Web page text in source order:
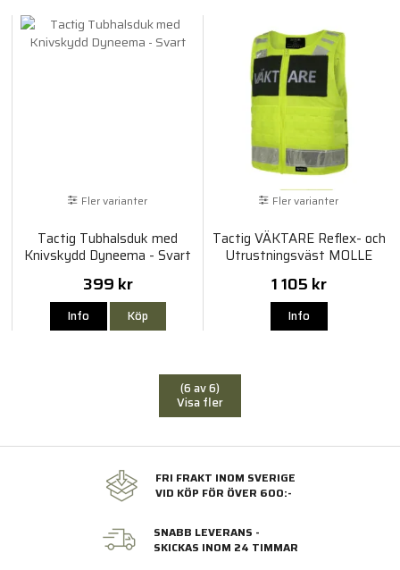
Fler varianter
Tactig Tubhalsduk med
Knivskydd Dyneema - Svart
399 kr
Info Köp
Fler varianter
Tactig VÄKTARE Reflex- och
Utrustningsväst MOLLE
1 105 kr
Info
(6 av 6)
Visa fler
FRI FRAKT INOM SVERIGE
VID KÖP FÖR ÖVER 600:-
SNABB LEVERANS -
SKICKAS INOM 24 TIMMAR